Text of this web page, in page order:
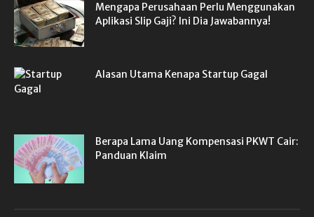
Mengapa Perusahaan Perlu Menggunakan
Aplikasi Slip Gaji? Ini Dia Jawabannya!
Alasan Utama Kenapa Startup Gagal
Berapa Lama Uang Kompensasi PKWT Cair:
Panduan Klaim